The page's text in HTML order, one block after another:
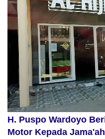
H. Puspo Wardoyo
Motor Kepada